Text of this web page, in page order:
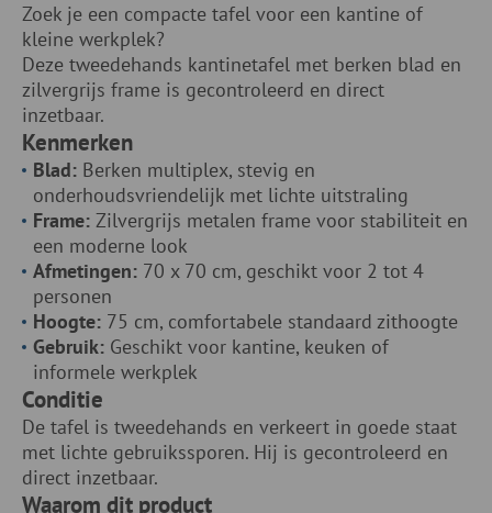
Zoek je een compacte tafel voor een kantine of
kleine werkplek?
Deze tweedehands kantinetafel met berken blad en
zilvergrijs frame is gecontroleerd en direct
inzetbaar.
Kenmerken
Blad: Berken multiplex, stevig en
onderhoudsvriendelijk met lichte uitstraling
Frame: Zilvergrijs metalen frame voor stabiliteit en
een moderne look
Afmetingen: 70 x 70 cm, geschikt voor 2 tot 4
personen
Hoogte: 75 cm, comfortabele standaard zithoogte
Gebruik: Geschikt voor kantine, keuken of
informele werkplek
Conditie
De tafel is tweedehands en verkeert in goede staat
met lichte gebruikssporen. Hij is gecontroleerd en
direct inzetbaar.
Waarom dit product